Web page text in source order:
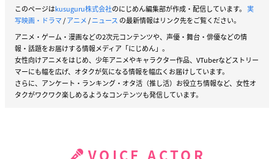
このページはkusuguru株式会社のにじめん編集部が作成・配信しています。 実
写映画・ドラマ/アニメ/ニュース の最新情報はリンク先をご覧ください。
アニメ・ゲーム・漫画などの2次元コンテンツや、声優・舞台・俳優などの情
報・話題をお届けする情報メディア「にじめん」。
女性向けアニメをはじめ、少年アニメやキャラクター作品、VTuberなどストリー
マーにも幅を広げ、オタクが気になる情報を幅広くお届けしています。
さらに、アンケート・ランキング・オタ活（推し活）お役立ち情報など、女性オ
タクがワクワク楽しめるようなコンテンツも発信しています。
VOICE ACTOR